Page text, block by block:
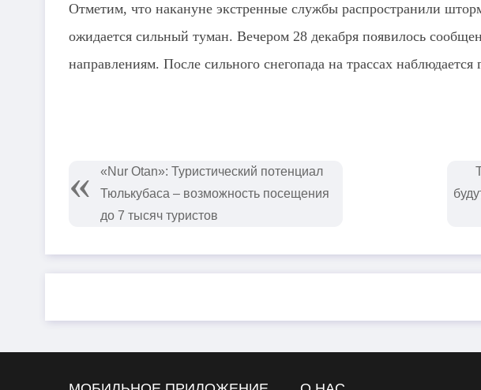
Отметим, что накануне экстренные службы распространили
ожидается сильный туман. Вечером 28 декабря появилось
направлениям. После сильного снегопада на трассах наблюдается
«Nur Otan»: Туристический потенциал
Тюлькубаса – возможность посещения
до 7 тысяч туристов